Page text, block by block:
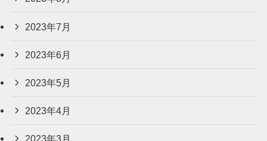
2023年7月
2023年6月
2023年5月
2023年4月
2023年3月